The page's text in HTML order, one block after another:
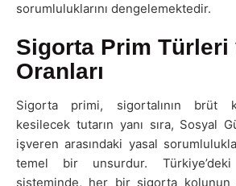
sorumluluklarını dengelemektedir.
Sigorta Prim Türleri
Oranları
Sigorta primi, sigortalının brüt
kesilecek tutarın yanı sıra, Sosyal
işveren arasındaki yasal
temel bir unsurdur.
sisteminde, her bir sigorta kolunun